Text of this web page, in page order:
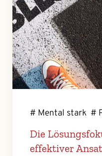
# Mental stark #
Die
effektiver